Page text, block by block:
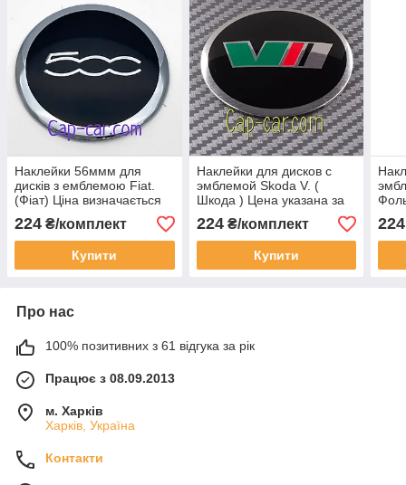
Наклейки 56ммм для
дисків з емблемою Fiat.
(Фіат) Ціна визначається
за комплект з 4-х штук
224 ₴/комплект
Купити
Наклейки для дисков с
эмблемой Skoda V. (
Шкода ) Цена указана за
комплект из 4-х штук
224₴/комплект
Купити
штук
224
Про нас
100% позитивних з 61 відгука за рік
Працює з 08.09.2013
м. Харків
Харків, Україна
Контакти